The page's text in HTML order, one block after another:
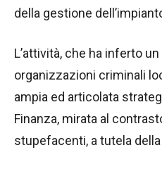
della gestione
L’attività, che ha inferto
organizzazioni criminali
ampia ed articolata
Finanza, mirata al
stupefacenti, a tutela